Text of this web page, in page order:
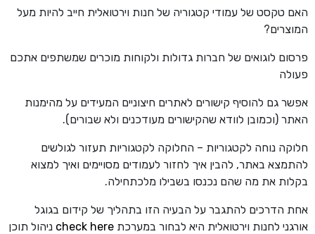
האם טקסט של עמודי קטגוריה של חנות וירטואלית חייב להיות מעל
המוצרים?
פרסום לוגואים של חברות גדולות ולקוחות מוכרים שמשתפים אתכם
פעולה
אפשר גם להוסיף קישורים לאתרים חיצוניים המעידים על מהימנות
האתר (וכמובן לוודא שהקישורים מעודכנים ולא שבורים).
חלוקה נוחה לקטגוריות – החלוקה לקטגוריות תעזור לגולשים
להתמצא באתר, להבין איך לחזור לעמודים מסויימים ואיך למצוא
בקלות את מה שהם נכנסו בשבילו מלכתחילה.
אחת הדרכים להתגבר על הבעיה הזו בתהליך של קידום בגוגל
אורגני לחנות וירטואלית היא לבחור במערכת check here ניהול תוכן